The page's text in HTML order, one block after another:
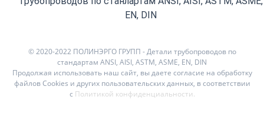
© 2020-2022 ПОЛИНЭРГО ГРУПП - Детали трубопроводов по
стандартам ANSI, AISI, ASTM, ASME, EN, DIN
Продолжая использовать наш сайт, вы даете согласие на обработку
файлов Cookies и других пользовательских данных, в соответствии
с Политикой конфиденциальности.